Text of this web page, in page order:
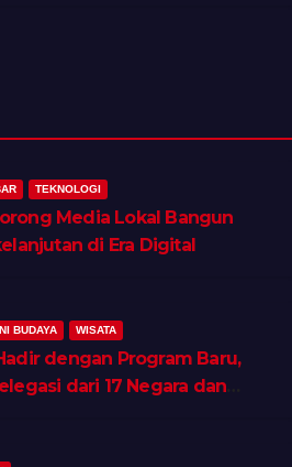
TEKNOLOGI
Media Lokal Bangun
di Era Digital
BUDAYA WISATA
dengan Program Baru,
dari 17 Negara dan